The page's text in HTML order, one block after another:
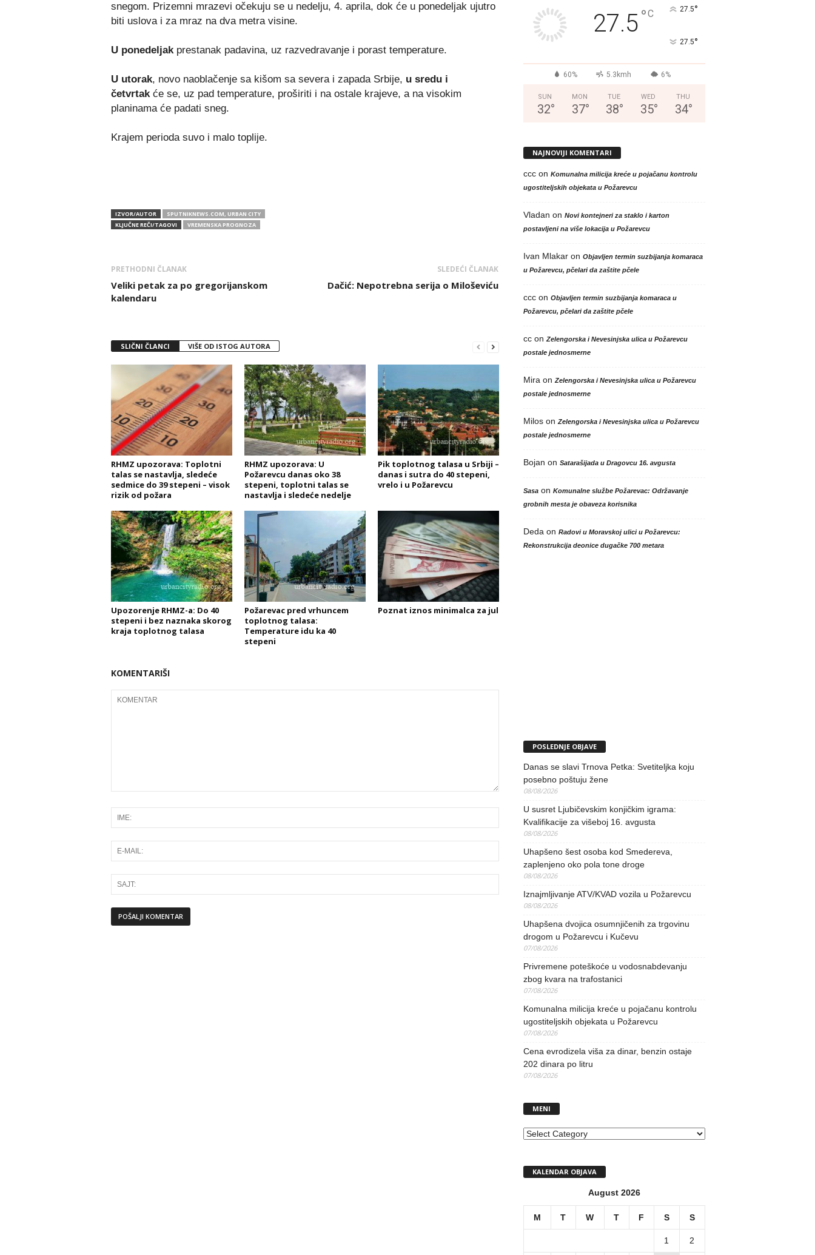
snegom. Prizemni mrazevi očekuju se u nedelju, 4. aprila, dok će u ponedeljak ujutro
biti uslova i za mraz na dva metra visine.
U ponedeljakprestanak padavina, uz razvedravanje i porast temperature.
U utorak, novo naoblačenje sa kišom sa severa i zapada Srbije, u sredu i
četvrtakće se, uz pad temperature, proširiti i na ostale krajeve, a na visokim
planinama će padati sneg.
Krajem perioda suvo i malo toplije.
IZVOR/AUTOR
SPUTNIKNEWS.COM, URBAN CITY
KLJUČNE REČI/TAGOVI
VREMENSKA PROGNOZA
PRETHODNI ČLANAK
Veliki petak za po gregorijanskom
kalendaru
SLEDEĆI ČLANAK
Dačić: Nepotrebna serija o Miloševiću
SLIČNI ČLANCI VIŠE OD ISTOG AUTORA
RHMZ upozorava: Toplotni
talas se nastavlja, sledeće
sedmice do 39 stepeni – visok
rizik od požara
RHMZ upozorava: U
Požarevcu danas oko 38
stepeni, toplotni talas se
nastavlja i sledeće nedelje
Pik toplotnog talasa u Srbiji –
danas i sutra do 40 stepeni,
vrelo i u Požarevcu
Upozorenje RHMZ-a: Do 40
stepeni i bez naznaka skorog
kraja toplotnog talasa
Požarevac pred vrhuncem
toplotnog talasa:
Temperature idu ka 40
stepeni
Poznat iznos minimalca za jul
KOMENTARIŠI
27.5°C 27.5°
27.5°
60% 5.3kmh 6%
SUN
32°
MON
37°
TUE
38°
WED
35°
THU
34°
NAJNOVIJI KOMENTARI
cccon Komunalna milicija kreće u pojačanu kontrolu
ugostiteljskih objekata u Požarevcu
Vladan on Novi kontejneri za staklo i karton
postavljeni na više lokacija u Požarevcu
Ivan Mlakaron Objavljen termin suzbijanja komaraca
u Požarevcu, pčelari da zaštite pčele
cccon Objavljen termin suzbijanja komaraca u
Požarevcu, pčelari da zaštite pčele
ccon Zelengorska i Nevesinjska ulica u Požarevcu
postale jednosmerne
Mira on Zelengorska i Nevesinjska ulica u Požarevcu
postale jednosmerne
Miloson Zelengorska i Nevesinjska ulica u Požarevcu
postale jednosmerne
Bojan on Satarašijada u Dragovcu 16. avgusta
Sasaon Komunalne službe Požarevac: Održavanje
grobnih mesta je obaveza korisnika
Deda on Radovi u Moravskoj ulici u Požarevcu:
Rekonstrukcija deonice dugačke 700 metara
POSLEDNJE OBJAVE
Danas se slavi Trnova Petka: Svetiteljka koju
posebno poštuju žene
08/08/2026
U susret Ljubičevskim konjičkim igrama:
Kvalifikacije za višeboj 16. avgusta
08/08/2026
Uhapšeno šest osoba kod Smedereva,
zaplenjeno oko pola tone droge
08/08/2026
Iznajmljivanje ATV/KVAD vozila u Požarevcu
08/08/2026
Uhapšena dvojica osumnjičenih za trgovinu
drogom u Požarevcu i Kučevu
07/08/2026
Privremene poteškoće u vodosnabdevanju
zbog kvara na trafostanici
07/08/2026
Komunalna milicija kreće u pojačanu kontrolu
ugostiteljskih objekata u Požarevcu
07/08/2026
Cena evrodizela viša za dinar, benzin ostaje
202 dinara po litru
07/08/2026
MENI
MENI
KALENDAR OBJAVA
August 2026
M T W T F S S
1 2